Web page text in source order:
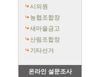
시의원
농협조합장
새마을금고
산림조합장
기타선거
온라인 설문조사